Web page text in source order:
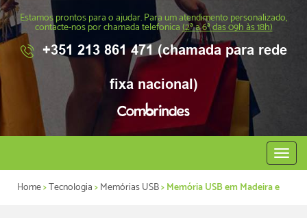
Estamos prontos para o ajudar. Para um atendimento personalizado,
contacte-nos por chamada telefonica(2ª a 6ª das 09h às 18h)
+351 213 861 471 (chamada para rede
fixa nacional)
Abrir
menu
Home>Tecnologia>Memórias USB> Memória USB em Madeira e